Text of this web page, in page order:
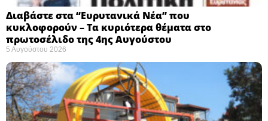
Διαβάστε στα “Ευρυτανικά Νέα” που
κυκλοφορούν – Τα κυριότερα θέματα στο
πρωτοσέλιδο της 4ης Αυγούστου
5 Αυγούστου 2026